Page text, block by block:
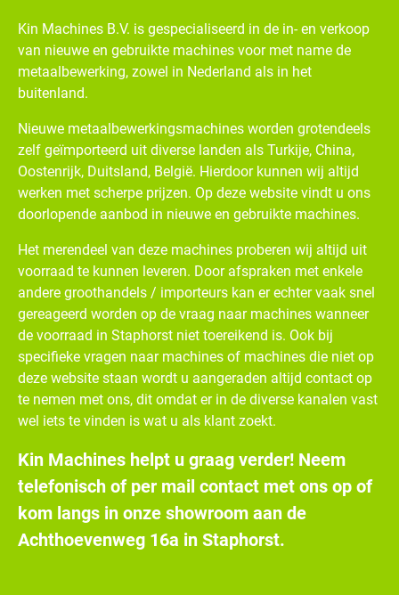
Kin Machines B.V. is gespecialiseerd in de in- en verkoop
van nieuwe en gebruikte machines voor met name de
metaalbewerking, zowel in Nederland als in het
buitenland.
Nieuwe metaalbewerkingsmachines worden grotendeels
zelf geïmporteerd uit diverse landen als Turkije, China,
Oostenrijk, Duitsland, België. Hierdoor kunnen wij altijd
werken met scherpe prijzen. Op deze website vindt u ons
doorlopende aanbod in nieuwe en gebruikte machines.
Het merendeel van deze machines proberen wij altijd uit
voorraad te kunnen leveren. Door afspraken met enkele
andere groothandels / importeurs kan er echter vaak snel
gereageerd worden op de vraag naar machines wanneer
de voorraad in Staphorst niet toereikend is. Ook bij
specifieke vragen naar machines of machines die niet op
deze website staan wordt u aangeraden altijd contact op
te nemen met ons, dit omdat er in de diverse kanalen vast
wel iets te vinden is wat u als klant zoekt.
Kin Machines helpt u graag verder! Neem
telefonisch of per mail contact met ons op of
kom langs in onze showroom aan de
Achthoevenweg 16a in Staphorst.